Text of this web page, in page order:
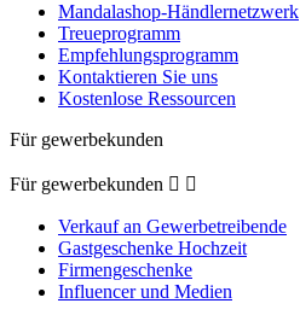
Mandalashop-Händlernetzwerk
Treueprogramm
Empfehlungsprogramm
Kontaktieren Sie uns
Kostenlose Ressourcen
Für gewerbekunden
Für gewerbekunden  
Verkauf an Gewerbetreibende
Gastgeschenke Hochzeit
Firmengeschenke
Influencer und Medien